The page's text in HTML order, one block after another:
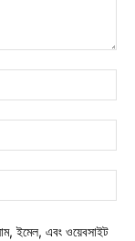
ইমেল, এবং ওয়েবসাইট